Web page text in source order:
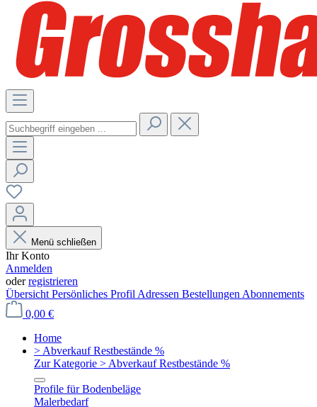
Menü schließen
Ihr Konto
Anmelden
oderregistrieren
Übersicht Persönliches Profil Adressen Bestellungen Abonnements
0,00 €
Home
> Abverkauf Restbestände %
Zur Kategorie > Abverkauf Restbestände %
Profile für Bodenbeläge
Malerbedarf